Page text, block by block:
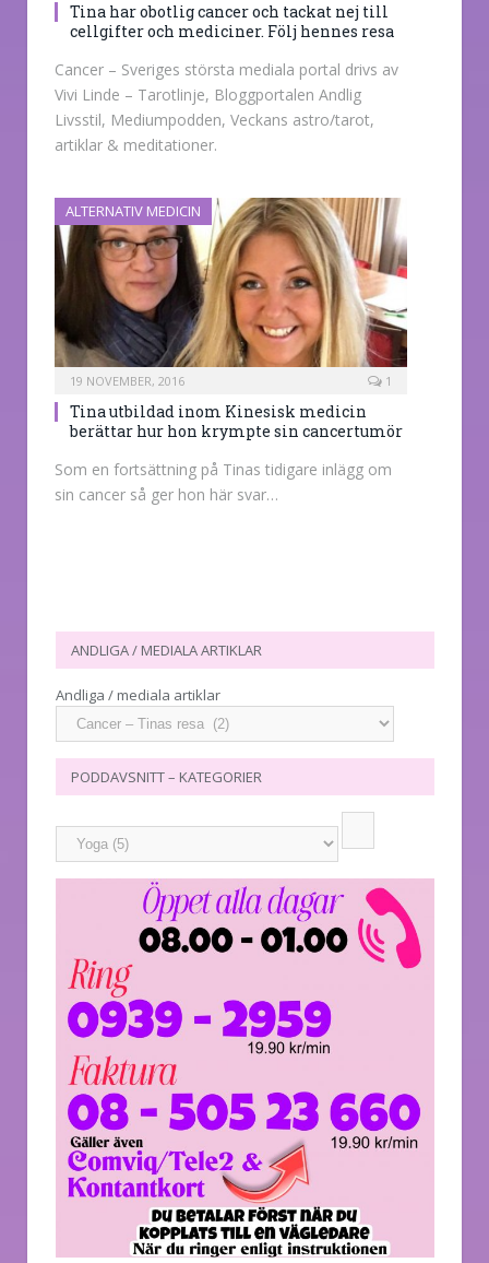
Tina har obotlig cancer och tackat nej till
cellgifter och mediciner. Följ hennes resa
Cancer – Sveriges största mediala portal drivs av
Vivi Linde – Tarotlinje, Bloggportalen Andlig
Livsstil, Mediumpodden, Veckans astro/tarot,
artiklar & meditationer.
ALTERNATIV MEDICIN
19 NOVEMBER, 2016 1
Tina utbildad inom Kinesisk medicin
berättar hur hon krympte sin cancertumör
Som en fortsättning på Tinas tidigare inlägg om
sin cancer så ger hon här svar…
ANDLIGA / MEDIALA ARTIKLAR
Andliga / mediala artiklar
PODDAVSNITT – KATEGORIER